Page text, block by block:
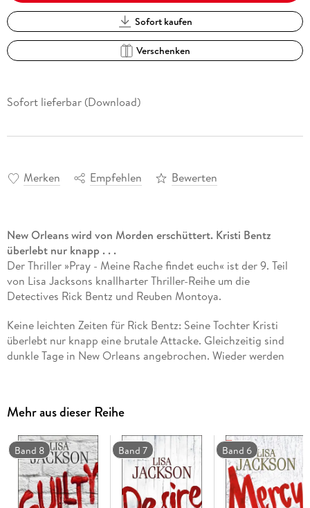
Sofort kaufen
Verschenken
Sofort lieferbar (Download)
Merken Empfehlen Bewerten
New Orleans wird von Morden erschüttert. Kristi Bentz
überlebt nur knapp . . .
Der Thriller »Pray - Meine Rache findet euch« ist der 9. Teil
von Lisa Jacksons knallharter Thriller-Reihe um die
Detectives Rick Bentz und Reuben Montoya.
Keine leichten Zeiten für Rick Bentz: Seine Tochter Kristi
überlebt nur knapp eine brutale Attacke. Gleichzeitig sind
dunkle Tage in New Orleans angebrochen. Wieder werden
Reuben Montoya ermitteln unter Hochdruck. Alles deutet
darauf hin, dass Vater John, der berüchtigte Rosenkranz-
Killer, wieder in der Stadt ist. Aber steckt er auch hinter dem
Angriff auf Kristi - oder treibt ein weiterer Killer sein
Unwesen in New Orleans, der es gezielt auf die True-Crime-
Autorin abgesehen hat?
Mehr aus dieser Reihe
Band 8 Band 7 Band 6